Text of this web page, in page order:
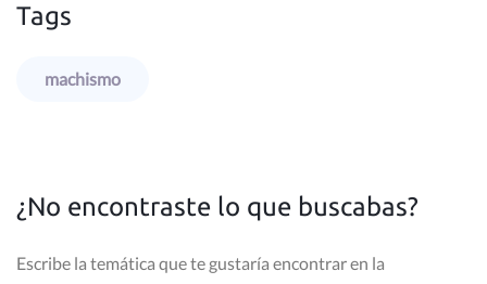
Tags
machismo
¿No encontraste lo que buscabas?
Escribe la temática que te gustaría encontrar en la